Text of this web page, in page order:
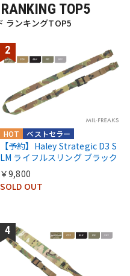
TOP5
ランキングTOP5
ベストセラー
HOT
【予約】Haley Strategic D3 S
LM ライフルスリング ブラック
￥9,800
SOLD OUT